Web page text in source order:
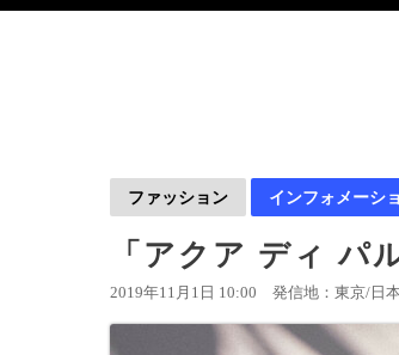
ファッション インフォメーシ
「アクア ディ パ
2019年11月1日 10:00 発信地：東京/日